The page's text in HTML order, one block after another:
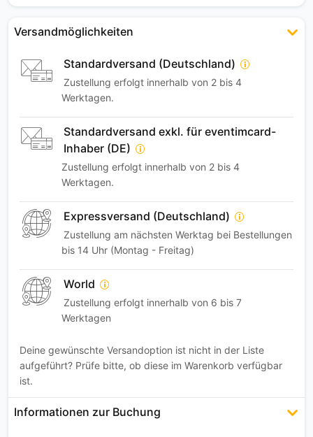
Versandmöglichkeiten
Standardversand (Deutschland)
Zustellung erfolgt innerhalb von 2 bis 4
Werktagen.
Standardversand exkl. für eventimcard-
Inhaber (DE)
Zustellung erfolgt innerhalb von 2 bis 4
Werktagen.
Expressversand (Deutschland)
Zustellung am nächsten Werktag bei Bestellungen
bis 14 Uhr (Montag - Freitag)
World
Zustellung erfolgt innerhalb von 6 bis 7
Werktagen
Deine gewünschte Versandoption ist nicht in der Liste
aufgeführt? Prüfe bitte, ob diese im Warenkorb verfügbar
ist.
Informationen zur Buchung